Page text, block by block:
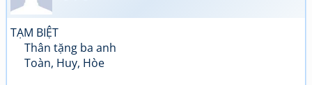
TẠM BIỆT
Thân tặng ba anh
Toàn, Huy, Hòe